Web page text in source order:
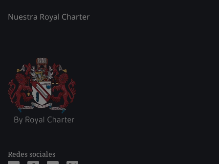
Nuestra Royal Charter
Redes sociales